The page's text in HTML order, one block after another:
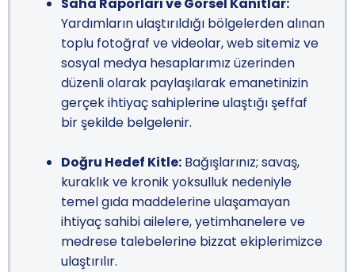
Yardımların ulaştırıldığı bölgelerden alınan
toplu fotoğraf ve videolar, web sitemiz ve
sosyal medya hesaplarımız üzerinden
düzenli olarak paylaşılarak emanetinizin
gerçek ihtiyaç sahiplerine ulaştığı şeffaf
bir şekilde belgelenir.
Doğru Hedef Kitle: Bağışlarınız; savaş,
kuraklık ve kronik yoksulluk nedeniyle
temel gıda maddelerine ulaşamayan
ihtiyaç sahibi ailelere, yetimhanelere ve
medrese talebelerine bizzat ekiplerimizce
ulaştırılır.